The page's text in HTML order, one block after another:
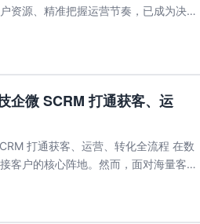
资源、精准把握运营节奏，已成为决定
企微 SCRM 打通获客、运
打通获客、运营、转化全流程 在数
客户的核心阵地。然而，面对海量客户